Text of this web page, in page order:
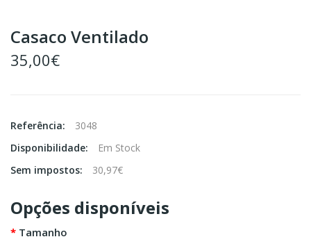
Casaco Ventilado
35,00€
Referência:
3048
Disponibilidade:
Em Stock
Sem impostos:
30,97€
Opções disponíveis
Tamanho